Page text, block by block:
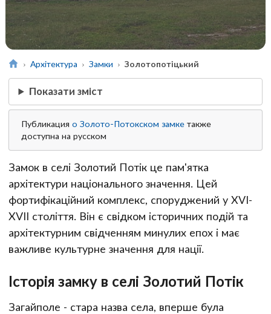
Архітектура Замки Золотопотіцький
Показати зміст
Публикацияо Золото-Потокском замке также
доступна на русском
Замок в селі Золотий Потік це пам'ятка
архітектури національного значення. Цей
фортифікаційний комплекс, споруджений у XVI-
XVII століття. Він є свідком історичних подій та
архітектурним свідченням минулих епох і має
важливе культурне значення для нації.
Історія замку в селі Золотий Потік
Загайполе - стара назва села, вперше була